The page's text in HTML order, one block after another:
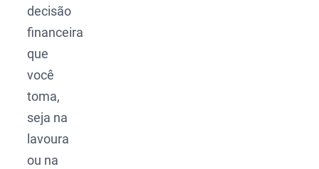
decisão
financeira
que
você
toma,
seja na
lavoura
ou na